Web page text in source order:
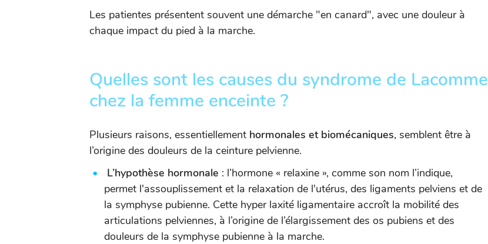
Les patientes présentent souvent une démarche "en canard", avec une douleur à
chaque impact du pied à la marche.
Quelles sont les causes du syndrome de Lacomme
chez la femme enceinte ?
Plusieurs raisons, essentiellement hormonales et biomécaniques, semblent être à
l’origine des douleurs de la ceinture pelvienne.
L’hypothèse hormonale : l’hormone « relaxine », comme son nom l’indique,
permet l'assouplissement et la relaxation de l'utérus, des ligaments pelviens et de
la symphyse pubienne. Cette hyper laxité ligamentaire accroît la mobilité des
articulations pelviennes, à l’origine de l’élargissement des os pubiens et des
douleurs de la symphyse pubienne à la marche.